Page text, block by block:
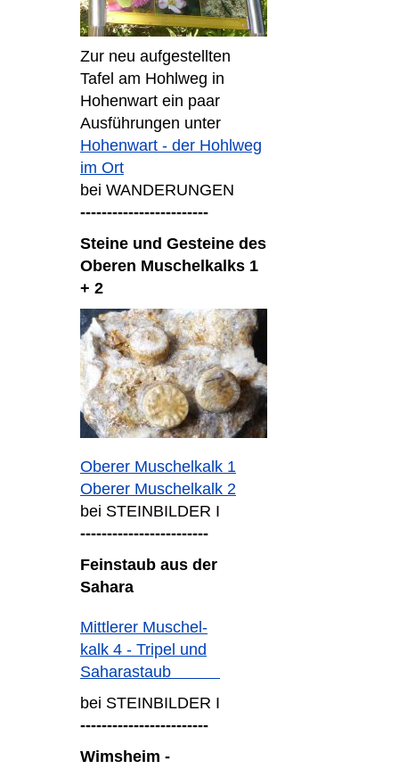
Zur neu aufgestellten
Tafel am Hohlweg in
Hohenwart ein paar
Ausführungen unter
Hohenwart - der Hohlweg
im Ort
bei WANDERUNGEN
------------------------
Steine und Gesteine des
Oberen Muschelkalks 1
+ 2
Oberer Muschelkalk 1
Oberer Muschelkalk 2
bei STEINBILDER I
------------------------
Feinstaub aus der
Sahara
Mittlerer Muschel-
kalk 4 - Tripel und
Saharastaub
bei STEINBILDER I
------------------------
Wimsheim -